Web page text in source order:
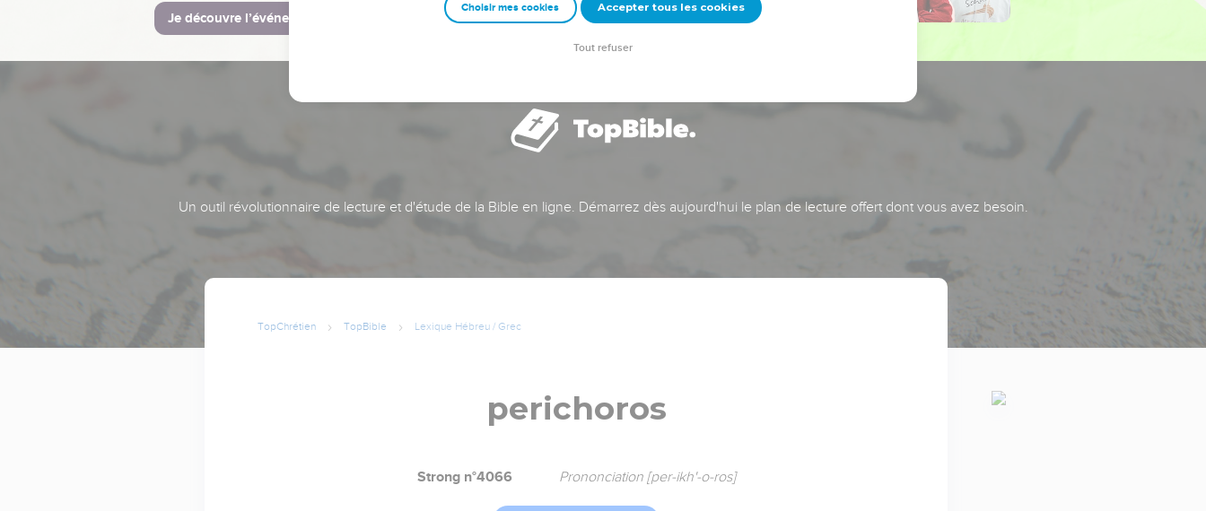
Je découvre l’événement
Un outil révolutionnaire de lecture et d'étude de la Bible en ligne. Démarrez dès aujourd'hui le plan de lecture offert dont vous avez besoin.
TopChrétien TopBible Lexique Hébreu / Grec
perichoros
Strong n°4066 Prononciation [per-ikh'-o-ros]
Choisir mes cookies Accepter tous les cookies
Tout refuser